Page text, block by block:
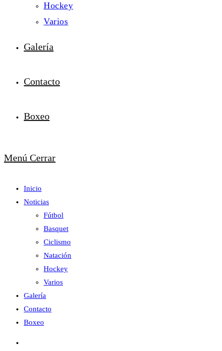
Hockey
Varios
Galería
Contacto
Boxeo
Menú Cerrar
Inicio
Noticias
Fútbol
Basquet
Ciclismo
Natación
Hockey
Varios
Galería
Contacto
Boxeo